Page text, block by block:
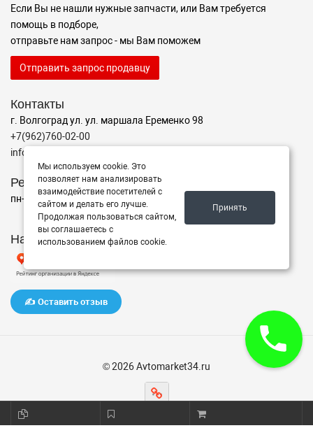
Если Вы не нашли нужные запчасти, или Вам требуется
помощь в подборе,
отправьте нам запрос - мы Вам поможем
Отправить запрос продавцу
Контакты
г. Волгоград ул. ул. маршала Еременко 98
+7(962)760-02-00
info@avtomarket34.ru
Режим работы
пн-пт с 10:00 до 15:00, Сб-Вс выходной
Наш рейтинг на Яндексе
✍️ Оставить отзыв
© 2026 Avtomarket34.ru
Мы используем cookie. Это
позволяет нам анализировать
взаимодействие посетителей с
сайтом и делать его лучше.
Продолжая пользоваться сайтом,
вы соглашаетесь с
использованием файлов cookie.
Принять